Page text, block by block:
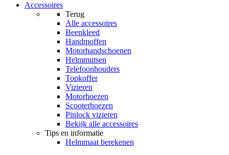
Accessoires
Terug
Alle accessoires
Beenkleed
Handmoffen
Motorhandschoenen
Helmmutsen
Telefoonhouders
Topkoffer
Vizieren
Motorhoezen
Scooterhoezen
Pinlock vizieren
Bekijk alle accessoires
Tips en informatie
Helmmaat berekenen